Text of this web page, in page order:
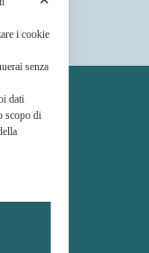
i cookie
senza
dati
scopo di